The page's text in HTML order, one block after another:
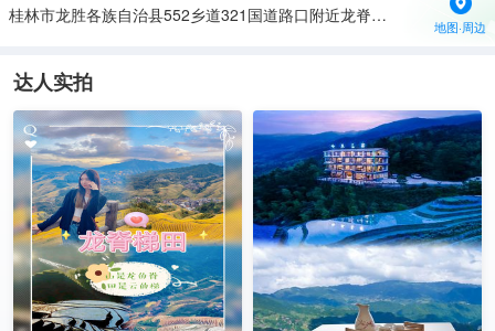
桂林市龙胜各族自治县552乡道321国道路口附近龙脊梯田风景名胜区内
地图·周边
达人实拍